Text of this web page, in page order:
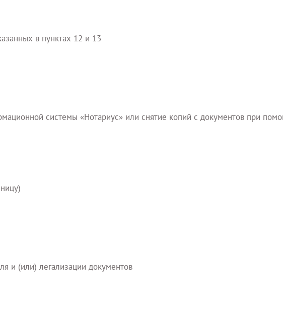
в пунктах 12 и 13
системы «Нотариус» или снятие копий с документов при
и (или) легализации документов